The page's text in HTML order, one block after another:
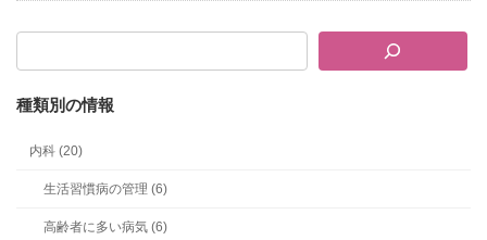
種類別の情報
内科 (20)
生活習慣病の管理 (6)
高齢者に多い病気 (6)